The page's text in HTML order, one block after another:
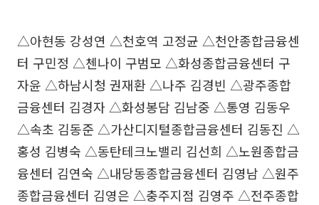
△아현동 강성연 △천호역 고정균 △천안종합금융센
터 구민정 △첸나이 구범모 △화성종합금융센터 구
자윤 △하남시청 권재환 △나주 김경빈 △광주종합
금융센터 김경자 △화성봉담 김남중 △통영 김동우
△속초 김동준 △가산디지털종합금융센터 김동진 △
홍성 김병숙 △동탄테크노밸리 김선희 △노원종합금
융센터 김연숙 △내당동종합금융센터 김영남 △원주
종합금융센터 김영은 △충주지점 김영주 △전주종합